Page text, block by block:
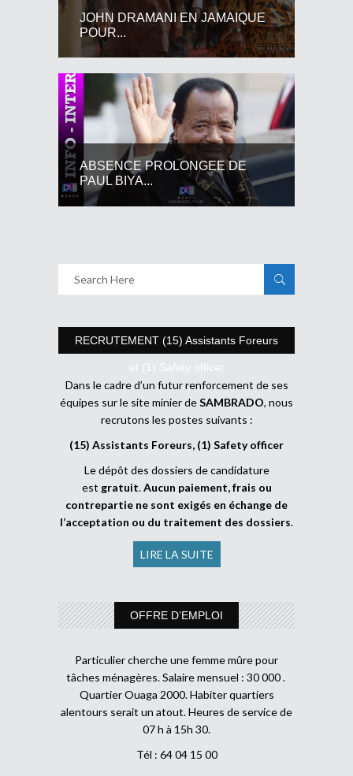
JOHN DRAMANI EN JAMAIQUE
POUR...
ABSENCE PROLONGEE DE
PAUL BIYA...
RECRUTEMENT (15) Assistants Foreurs
et (1) Safety officer
Dans le cadre d’un futur renforcement de ses
équipes sur le site minier deSAMBRADO, nous
recrutons les postes suivants :
(15) Assistants Foreurs, (1) Safety officer
Le dépôt des dossiers de candidature
est gratuit.Aucun paiement, frais ou
contrepartie ne sont exigés en échange de
l’acceptation ou du traitement des dossiers.
LIRE LA SUITE
OFFRE D’EMPLOI
Particulier cherche une femme mûre pour
tâches ménagères. Salaire mensuel : 30 000 .
Quartier Ouaga 2000. Habiter quartiers
alentours serait un atout. Heures de service de
07 h à 15h 30.
Tél : 64 04 15 00